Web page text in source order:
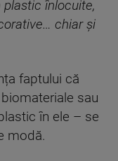
înlocuite,
chiar și
faptului că
sau
în ele – se
modă.